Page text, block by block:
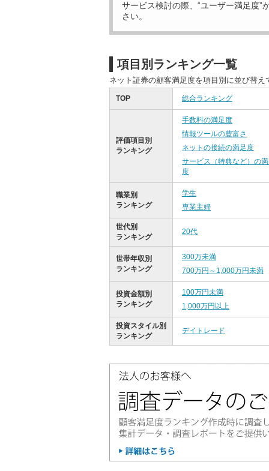
サービス検討の際、“ユーザー満足度”
さい。
項目別ランキング一覧
ネット証券の顧客満足度を項目別に並び替
TOP 総合ランキング
評価項目別
ランキング
手数料の満足度
情報ツールの豊富さ
ネットの接続の満足度
サービス（特典など）の
度
職業別
ランキング
学生
専業主婦
世代別
ランキング
20代
世帯年収別
ランキング
300万未満
700万円～1,000万円未満
投資金額別
ランキング
100万円未満
1,000万円以上
投資スタイル別
ランキング
デイトレード